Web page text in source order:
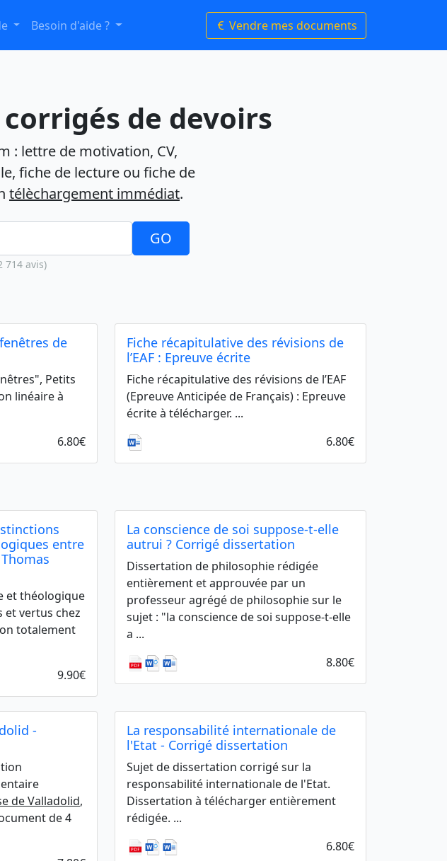
Besoin d'aide ? Vendre mes documents
de devoirs
: lettre de motivation, CV,
fiche de lecture ou fiche de
télèchargement immédiat.
GO
714 avis)
de
Petits
linéaire à
6.80€
Fiche récapitulative des révisions de
l’EAF : Epreuve écrite
Fiche récapitulative des révisions de l’EAF
(Epreuve Anticipée de Français) : Epreuve
écrite à télécharger. ...
6.80€
entre
et théologique
et vertus chez
totalement
9.90€
La conscience de soi suppose-t-elle
autrui ? Corrigé dissertation
Dissertation de philosophie rédigée
entièrement et approuvée par un
professeur agrégé de philosophie sur le
sujet : "la conscience de soi suppose-t-elle
a ...
8.80€
-
de Valladolid,
de 4
La responsabilité internationale de
l'Etat - Corrigé dissertation
Sujet de dissertation corrigé sur la
responsabilité internationale de l'Etat.
Dissertation à télécharger entièrement
rédigée. ...
6.80€